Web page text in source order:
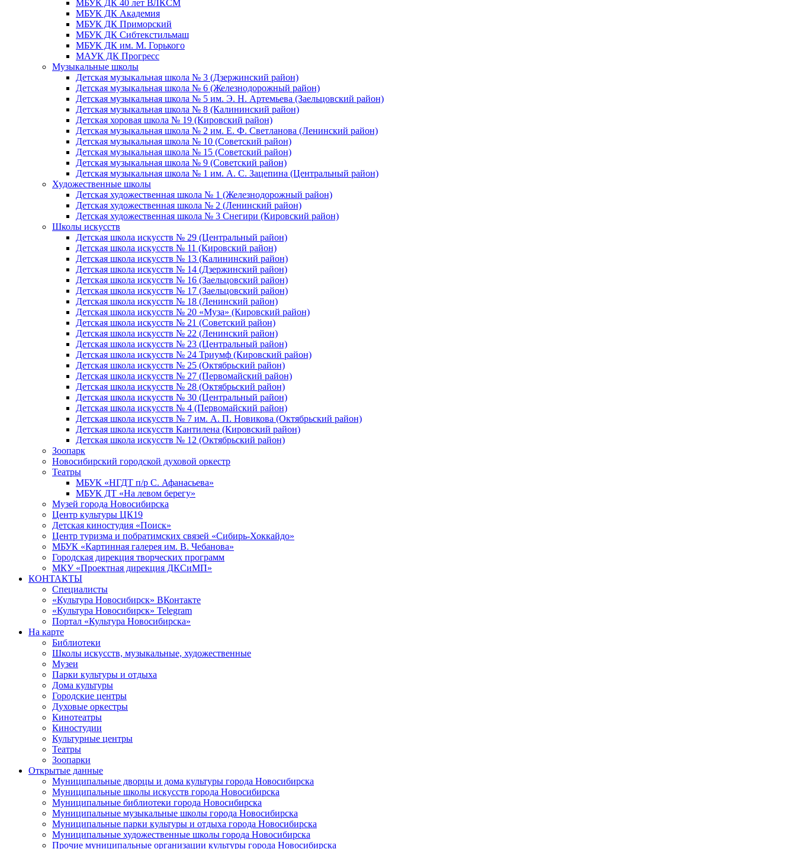
МБУК ДК 40 лет ВЛКСМ
МБУК ДК Академия
МБУК ДК Приморский
МБУК ДК Сибтекстильмаш
МБУК ДК им. М. Горького
МАУК ДК Прогресс
Музыкальные школы
Детская музыкальная школа № 3 (Дзержинский район)
Детская музыкальная школа № 6 (Железнодорожный район)
Детская музыкальная школа № 5 им. Э. Н. Артемьева (Заельцовский район)
Детская музыкальная школа № 8 (Калининский район)
Детская хоровая школа № 19 (Кировский район)
Детская музыкальная школа № 2 им. Е. Ф. Светланова (Ленинский район)
Детская музыкальная школа № 10 (Советский район)
Детская музыкальная школа № 15 (Советский район)
Детская музыкальная школа № 9 (Советский район)
Детская музыкальная школа № 1 им. А. С. Зацепина (Центральный район)
Художественные школы
Детская художественная школа № 1 (Железнодорожный район)
Детская художественная школа № 2 (Ленинский район)
Детская художественная школа № 3 Снегири (Кировский район)
Школы искусств
Детская школа искусств № 29 (Центральный район)
Детская школа искусств № 11 (Кировский район)
Детская школа искусств № 13 (Калининский район)
Детская школа искусств № 14 (Дзержинский район)
Детская школа искусств № 16 (Заельцовский район)
Детская школа искусств № 17 (Заельцовский район)
Детская школа искусств № 18 (Ленинский район)
Детская школа искусств № 20 «Муза» (Кировский район)
Детская школа искусств № 21 (Советский район)
Детская школа искусств № 22 (Ленинский район)
Детская школа искусств № 23 (Центральный район)
Детская школа искусств № 24 Триумф (Кировский район)
Детская школа искусств № 25 (Октябрьский район)
Детская школа искусств № 27 (Первомайский район)
Детская школа искусств № 28 (Октябрьский район)
Детская школа искусств № 30 (Центральный район)
Детская школа искусств № 4 (Первомайский район)
Детская школа искусств № 7 им. А. П. Новикова (Октябрьский район)
Детская школа искусств Кантилена (Кировский район)
Детская школа искусств № 12 (Октябрьский район)
Зоопарк
Новосибирский городской духовой оркестр
Театры
МБУК «НГДТ п/р С. Афанасьева»
МБУК ДТ «На левом берегу»
Музей города Новосибирска
Центр культуры ЦК19
Детская киностудия «Поиск»
Центр туризма и побратимских связей «Сибирь-Хоккайдо»
МБУК «Картинная галерея им. В. Чебанова»
Городская дирекция творческих программ
МКУ «Проектная дирекция ДКСиМП»
КОНТАКТЫ
Специалисты
«Культура Новосибирск» ВКонтакте
«Культура Новосибирск» Telegram
Портал «Культура Новосибирска»
На карте
Библиотеки
Школы искусств, музыкальные, художественные
Музеи
Парки культуры и отдыха
Дома культуры
Городские центры
Духовые оркестры
Кинотеатры
Киностудии
Культурные центры
Театры
Зоопарки
Открытые данные
Муниципальные дворцы и дома культуры города Новосибирска
Муниципальные школы искусств города Новосибирска
Муниципальные библиотеки города Новосибирска
Муниципальные музыкальные школы города Новосибирска
Муниципальные парки культуры и отдыха города Новосибирска
Муниципальные художественные школы города Новосибирска
Прочие муниципальные организации культуры города Новосибирска